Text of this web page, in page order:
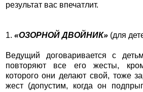
результат вас впечатлит.
1. «ОЗОРНОЙ ДВОЙНИК»(для
Ведущий договаривается с
повторяют все его жесты,
которого они делают свой, тоже
жест (допустим, когда он